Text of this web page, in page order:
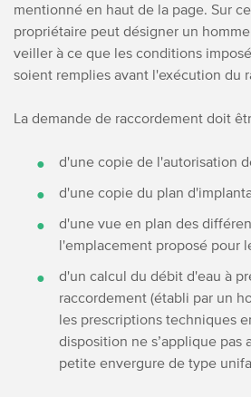
mentionné en haut de la page. Sur
propriétaire peut désigner un
veiller à ce que les conditions
soient remplies avant l'exécution du
La demande de raccordement doit
d'une copie de l'autorisation
d'une copie du plan
d'une vue en plan des
l'emplacement proposé pour
d'un calcul du débit d'eau à
raccordement (établi par un
les prescriptions techniques
disposition ne s’applique pas
petite envergure de type